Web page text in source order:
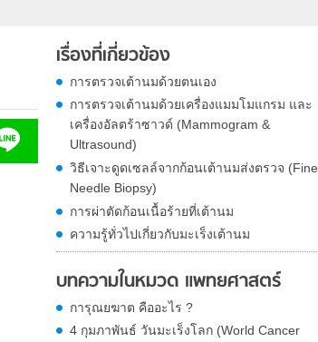
เรื่องที่เกี่ยวข้อง
การตรวจเต้านมด้วยตนเอง
การตรวจเต้านมด้วยเครื่องแมมโมแกรม และ
เครื่องอัลตร้าซาวด์ (Mammogram &
Ultrasound)
วิธีเจาะดูดเซลล์จากก้อนเต้านมส่งตรวจ (Fine
Needle Biopsy)
การผ่าตัดก้อนเนื้อร้ายที่เต้านม
ความรู้ทั่วไปเกี่ยวกับมะเร็งเต้านม
บทความในหมวด แพทยศาสตร์
การุณยฆาต คืออะไร ?
4 กุมภาพันธ์ วันมะเร็งโลก (World Cancer